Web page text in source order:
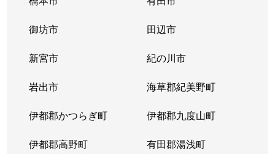
御坊市 田辺市
新宮市 紀の川市
岩出市 海草郡紀美野町
伊都郡かつらぎ町 伊都郡九度山町
伊都郡高野町 有田郡湯浅町